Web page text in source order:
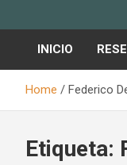
INICIO
Home Federico
Etiqueta: